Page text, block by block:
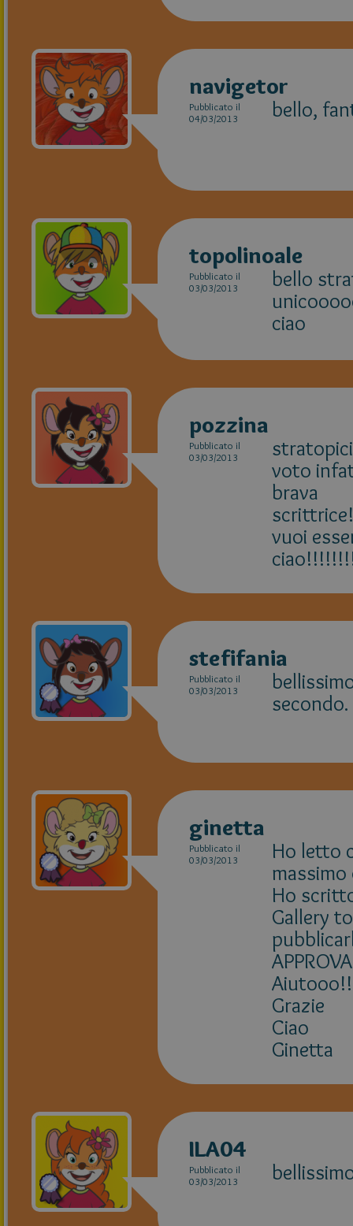
navigetor
Pubblicato il
04/03/2013
bello,
topolinoale
Pubblicato il
03/03/2013
bello
ciao
pozzina
Pubblicato il
03/03/2013
voto
brava
vuoi
stefifania
Pubblicato il
03/03/2013
secondo.
ginetta
Pubblicato il
03/03/2013
Ho letto
Ho
Gallery
Grazie
Ciao
Ginetta
ILA04
Pubblicato il
03/03/2013